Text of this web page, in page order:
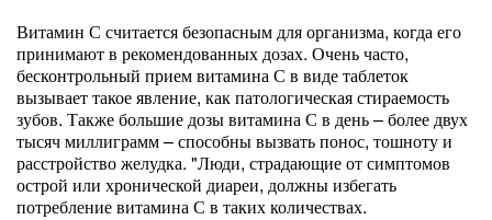
Витамин С считается безопасным для организма, когда его
принимают в рекомендованных дозах. Очень часто,
бесконтрольный прием витамина С в виде таблеток
вызывает такое явление, как патологическая стираемость
зубов. Также большие дозы витамина С в день – более двух
тысяч миллиграмм – способны вызвать понос, тошноту и
расстройство желудка. "Люди, страдающие от симптомов
острой или хронической диареи, должны избегать
потребление витамина С в таких количествах.